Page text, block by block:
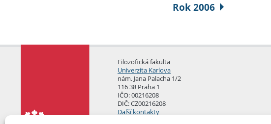
Rok 2006
Filozofická fakulta
Univerzita Karlova
nám. Jana Palacha 1/2
116 38 Praha 1
IČO: 00216208
DIČ: CZ00216208
Další kontakty